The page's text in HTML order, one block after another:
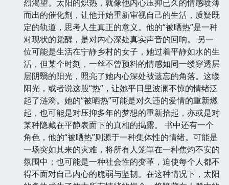
烈渴望。太阳的炽热，就像他内心压抑已久的情感喷薄
而出的催化剂，让他开始重新审视自己的生活，质疑既
定的轨道，思考人生真正的意义。他的“被晒热”是一种
对现状的觉醒，是对内心深处真实声音的回响。 另一
位可能是生活在宁静乡村的女子，她过着平静如水的生
活，但某个时刻，一丝不曾预料的情感如同一缕穿透层
层阴翳的阳光，照亮了她内心深处被遗忘的角落。这缕
阳光，或者说这股“热”，让她平日里波澜不惊的情绪泛
起了涟漪。她的“被晒热”可能是对久违的爱情的重新燃
起，也可能是对压抑多年的梦想的重新拾起，亦或是对
某种隐藏在平静表面下的真相的揭露。 书中还有一个
角色，他的“被晒热”则源于一种集体性的情绪。可能是
一场突如其来的灾难，将所有人笼罩在一种焦灼不安的
氛围中；也可能是一种社会性的变革，迫使每个人都不
得不面对自己内心的脆弱与坚韧。在这种情况下，太阳